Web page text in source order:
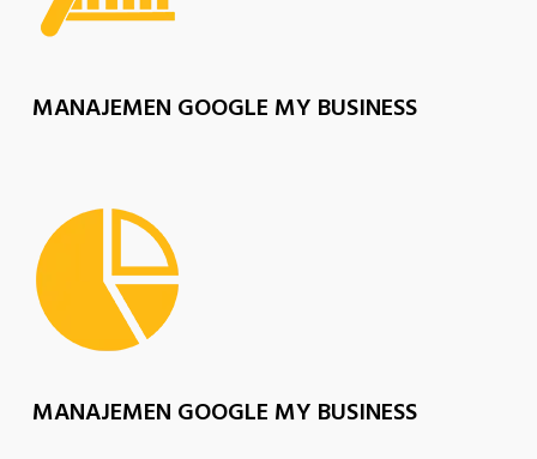
MANAJEMEN GOOGLE MY BUSINESS
MANAJEMEN GOOGLE MY BUSINESS